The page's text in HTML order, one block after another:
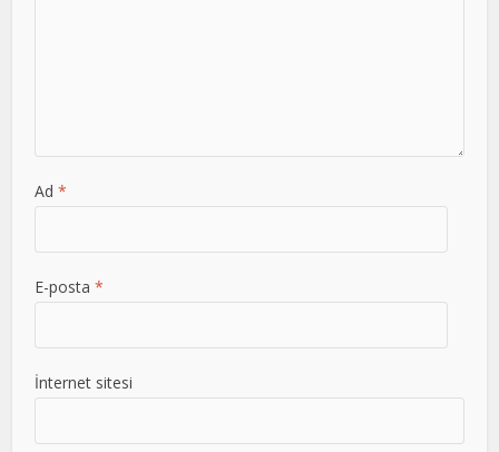
Ad*
E-posta*
İnternet sitesi